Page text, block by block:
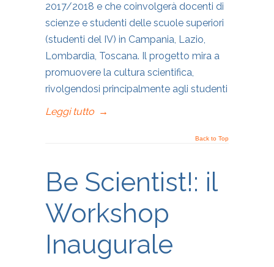
2017/2018 e che coinvolgerà docenti di
scienze e studenti delle scuole superiori
(studenti del IV) in Campania, Lazio,
Lombardia, Toscana. Il progetto mira a
promuovere la cultura scientifica,
rivolgendosi principalmente agli studenti
Leggi tutto →
Back to Top
Be Scientist!: il
Workshop
Inaugurale